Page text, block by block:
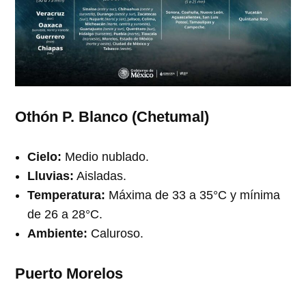
Othón P. Blanco (Chetumal)
Cielo: Medio nublado.
Lluvias: Aisladas.
Temperatura: Máxima de 33 a 35°C y mínima
de 26 a 28°C.
Ambiente: Caluroso.
Puerto Morelos